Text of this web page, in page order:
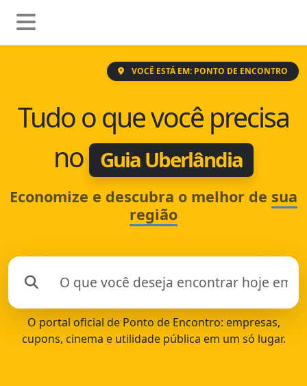
VOCÊ ESTÁ EM: PONTO DE ENCONTRO
Tudo o que você precisa
no
Guia Uberlândia
Economize e descubra o melhor de sua
região
O portal oficial de Ponto de Encontro: empresas,
cupons, cinema e utilidade pública em um só lugar.